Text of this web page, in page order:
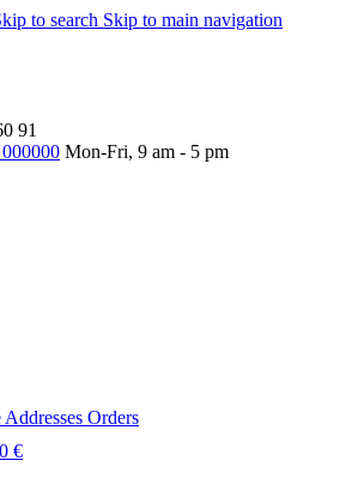
to search Skip to main navigation
91
Mon-Fri, 9 am - 5 pm
Addresses Orders
€